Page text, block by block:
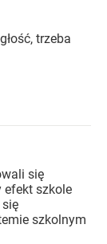
trzeba
się
efekt szkole
szkolnym